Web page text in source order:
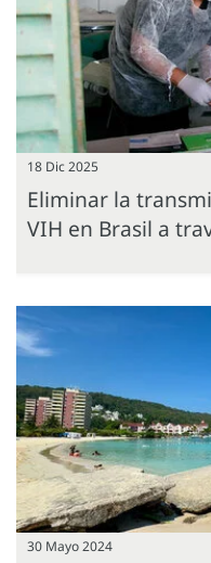
18 Dic 2025
Eliminar la
VIH en Brasil a
30 Mayo 2024